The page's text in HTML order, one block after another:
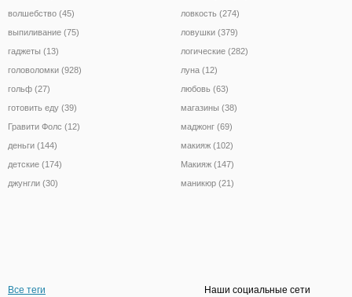
волшебство (45)
выпиливание (75)
гаджеты (13)
головоломки (928)
гольф (27)
готовить еду (39)
Гравити Фолс (12)
деньги (144)
детские (174)
джунгли (30)
ловкость (274)
ловушки (379)
логические (282)
луна (12)
любовь (63)
магазины (38)
маджонг (69)
макияж (102)
Макияж (147)
маникюр (21)
Все теги
Наши социальные сети